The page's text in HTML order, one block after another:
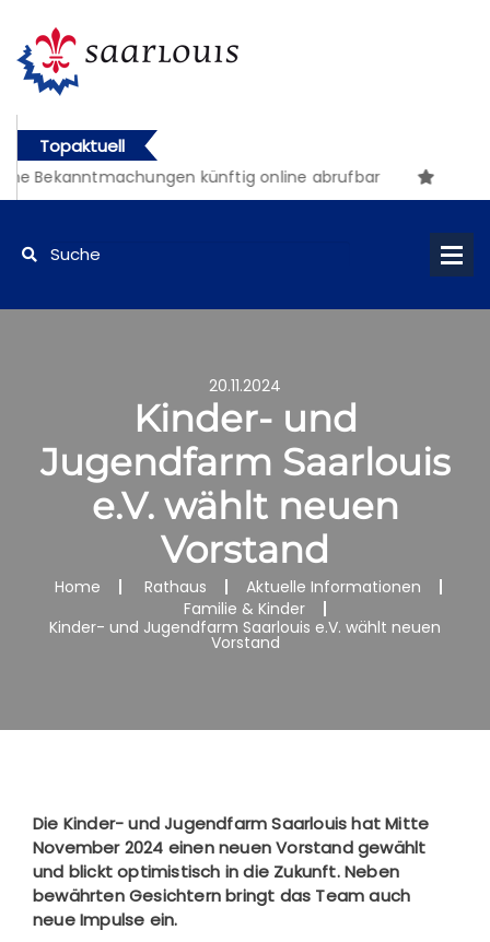
Topaktuell
Bekanntmachungen künftig online abrufbar
20.11.2024
Kinder- und
Jugendfarm Saarlouis
e.V. wählt neuen
Vorstand
Home Rathaus
Aktuelle Informationen
Familie & Kinder
Kinder- und Jugendfarm Saarlouis e.V. wählt neuen
Vorstand
Die Kinder- und Jugendfarm Saarlouis hat Mitte
November 2024 einen neuen Vorstand gewählt
und blickt optimistisch in die Zukunft. Neben
bewährten Gesichtern bringt das Team auch
neue Impulse ein.